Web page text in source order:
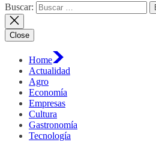
Buscar:
Close
Home
Actualidad
Agro
Economía
Empresas
Cultura
Gastronomía
Tecnología